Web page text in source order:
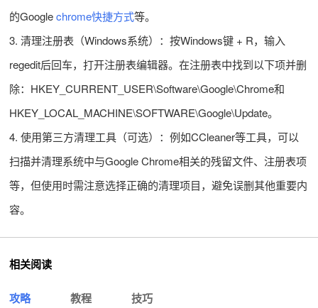
的Googlechrome快捷方式等。
3. 清理注册表（Windows系统）：按Windows键 + R，输入
regedit后回车，打开注册表编辑器。在注册表中找到以下项并删
除：HKEY_CURRENT_USER\Software\Google\Chrome和
HKEY_LOCAL_MACHINE\SOFTWARE\Google\Update。
4. 使用第三方清理工具（可选）：例如CCleaner等工具，可以
扫描并清理系统中与Google Chrome相关的残留文件、注册表项
等，但使用时需注意选择正确的清理项目，避免误删其他重要内
容。
相关阅读
攻略 教程 技巧